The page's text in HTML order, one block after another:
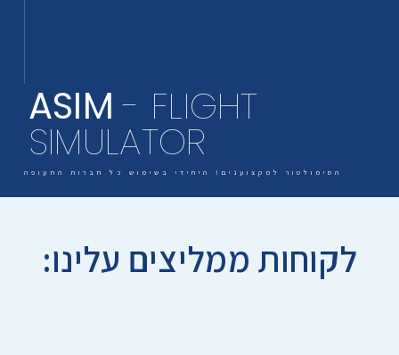
ASIM- FLIGHT
SIMULATOR
הסימולטור למקצוענים! היחידי בשימוש כל חברות התעופה
לקוחות ממליצים עלינו: